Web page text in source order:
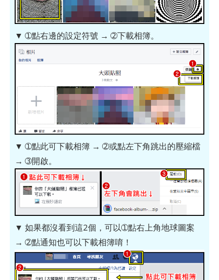
▼ ➀點右邊的設定符號 → ➁下載相簿。
▼ ➀點此可下載相簿 → ➁或點左下角跳出的壓縮檔
→ ➂開啟。
▼ 如果都沒看到這2個，可以➀點右上角地球圖案
→ ➁點通知也可以下載相簿唷！